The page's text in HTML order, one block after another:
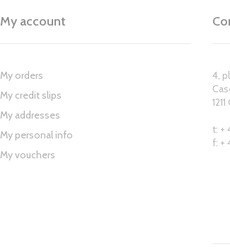
My account
My orders
My credit slips
My addresses
My personal info
My vouchers
4,
t: +
f: +